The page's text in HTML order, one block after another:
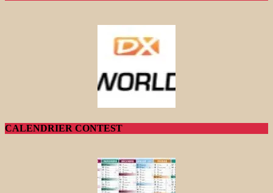
CALENDRIER CONTEST